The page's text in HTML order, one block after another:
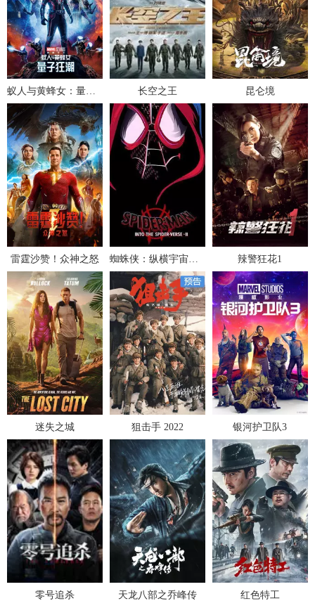
长空之王 昆仑境
雷霆沙赞！众神之怒 蜘蛛侠：纵横宇宙（上） 辣警狂花1
迷失之城 狙击手 2022 银河护卫队3
零号追杀 天龙八部之乔峰传 红色特工